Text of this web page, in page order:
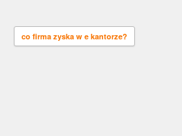
co firma zyska w e kantorze?